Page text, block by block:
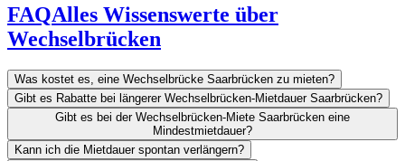
FAQAlles Wissenswerte über
Wechselbrücken
Was kostet es, eine Wechselbrücke Saarbrücken zu mieten?
Gibt es Rabatte bei längerer Wechselbrücken-Mietdauer Saarbrücken?
Gibt es bei der Wechselbrücken-Miete Saarbrücken eine
Mindestmietdauer?
Kann ich die Mietdauer spontan verlängern?